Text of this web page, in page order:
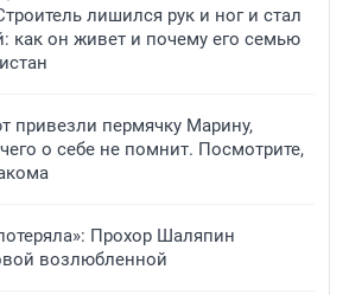
лишился рук и ног и стал
как он живет и почему его семью
привезли пермячку Марину,
о себе не помнит. Посмотрите,
Прохор Шаляпин
возлюбленной